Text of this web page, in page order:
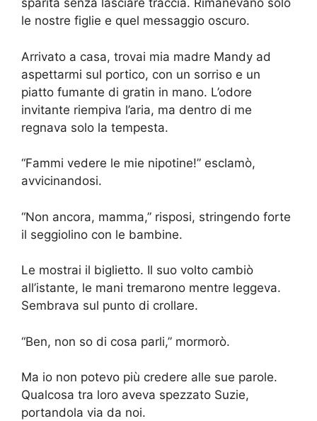
sparita senza lasciare traccia. Rimanevano solo
le nostre figlie e quel messaggio oscuro.
Arrivato a casa, trovai mia madre Mandy ad
aspettarmi sul portico, con un sorriso e un
piatto fumante di gratin in mano. L’odore
invitante riempiva l’aria, ma dentro di me
regnava solo la tempesta.
“Fammi vedere le mie nipotine!” esclamò,
avvicinandosi.
“Non ancora, mamma,” risposi, stringendo forte
il seggiolino con le bambine.
Le mostrai il biglietto. Il suo volto cambiò
all’istante, le mani tremarono mentre leggeva.
Sembrava sul punto di crollare.
“Ben, non so di cosa parli,” mormorò.
Ma io non potevo più credere alle sue parole.
Qualcosa tra loro aveva spezzato Suzie,
portandola via da noi.